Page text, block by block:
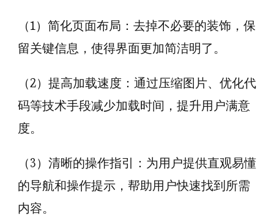
（1）简化页面布局：去掉不必要的装饰，保
留关键信息，使得界面更加简洁明了。
（2）提高加载速度：通过压缩图片、优化代
码等技术手段减少加载时间，提升用户满意
度。
（3）清晰的操作指引：为用户提供直观易懂
的导航和操作提示，帮助用户快速找到所需
内容。